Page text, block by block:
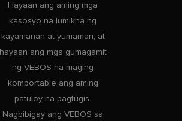
Hayaan ang aming mga
kasosyo na lumikha ng
kayamanan at yumaman, at
hayaan ang mga gumagamit
ng VEBOS na maging
komportable ang aming
patuloy na pagtugis.
Nagbibigay ang VEBOS sa